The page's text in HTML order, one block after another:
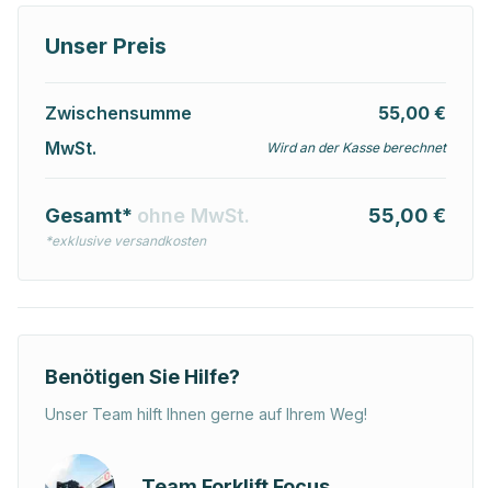
Unser Preis
Zwischensumme
55,00 €
MwSt.
Wird an der Kasse berechnet
Gesamt* ohne MwSt.
*exklusive versandkosten
55,00 €
Benötigen Sie Hilfe?
Unser Team hilft Ihnen gerne auf Ihrem Weg!